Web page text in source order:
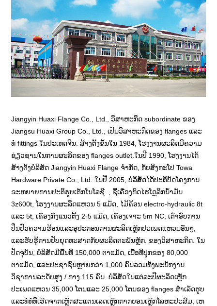
Jiangyin Huaxi Flange Co., Ltd., ວິສາຫະກິດ subordinate ຂອງ
Jiangsu Huaxi Group Co., Ltd., ເປັນວິສາຫະກິດຂອງ flanges ແລະ
ທໍ່ fittings ໃນປະເທດຈີນ. ສ້າງຕັ້ງຂຶ້ນໃນ 1984, ໂຮງງານຜະລິດມີຄວາມ
ຊ່ຽວຊານໃນການຜະລິດຂອງ flanges outlet.ໃນປີ 1990, ໂຮງງານໄດ້
ສ້າງຕັ້ງບໍລິສັດ Jiangyin Huaxi Flange ຈໍາກັດ, ກັບສິງກະໂປ Towa
Hardware Private Co., Ltd. ໃນປີ 2005, ບໍລິສັດໄດ້ປະຕິບັດໂຄງການ
ຂະຫຍາຍການປະຕິຮູບເຕັກໂນໂລຊີ. , ຊື້ເຄື່ອງກົດໄຮໂດຼລິກນ້ໍາມັນ
3z600t, ໂຮງງານຜະລິດແຫວນ 5 ແມັດ, ໄມ້ຄ້ອນ electro-hydraulic 8t
ແລະ 5t, ເຄື່ອງກຶງແນວຕັ້ງ 2-5 ແມັດ, ເຄື່ອງເຈາະ 5m NC, ເຕົາອົບການ
ປິ່ນປົວຄວາມຮ້ອນແລະອຸປະກອນການຜະລິດເຫຼັກປະເພດແຫວນອື່ນໆ,
ແລະຮັບຮູ້ການປັບຍຸດທະສາດກັບຜະລິດຕະພັນຫຼັກ. ຂອງ​ວິ​ສາ​ຫະ​ກິດ. ໃນ
ປັດຈຸບັນ, ບໍລິສັດມີພື້ນທີ່ 150,000 ຕາແມັດ, ເນື້ອທີ່ປູກຂອງ 80,000
ຕາແມັດ, ແລະປະຊາຊົນຫຼາຍກວ່າ 1,000 ຄົນລວມທັງພະນັກງານ
ວິຊາການລະດັບສູງ / ກາງ 115 ຄົນ. ບໍລິສັດໃນແຕ່ລະປີຜະລິດເຫຼັກ
ປະເພດແຫວນ 35,000 ໂຕນແລະ 25,000 ໂຕນຂອງ flanges ສໍາເລັດຮູບ
ແລະທໍ່ທໍ່ທີ່ເຮັດຈາກເຫຼັກສະແຕນເລດເຫຼັກກາກບອນເຫຼັກໂລຫະປະສົມ, ເຫ